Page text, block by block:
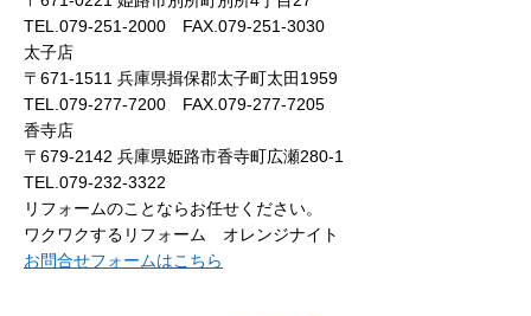
TEL.079-251-2000 FAX.079-251-3030
太子店
〒671-1511 兵庫県揖保郡太子町太田1959
TEL.079-277-7200 FAX.079-277-7205
香寺店
〒679-2142 兵庫県姫路市香寺町広瀬280-1
TEL.079-232-3322
リフォームのことならお任せください。
ワクワクするリフォーム オレンジナイト
お問合せフォームはこちら